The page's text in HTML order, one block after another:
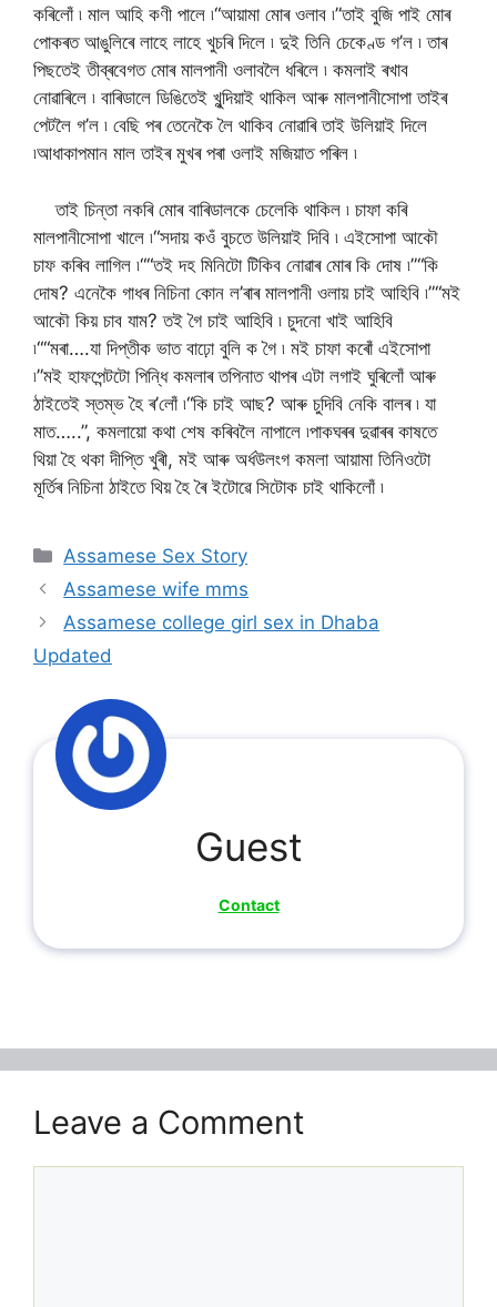
কৰিলোঁ ৷ মাল আহি কণী পালে ৷“আয়ামা মোৰ ওলাব ৷”তাই বুজি পাই মোৰ
পোকৰত আঙুলিৰে লাহে লাহে খুচৰি দিলে ৷ দুই তিনি চেকেণ্ড গ’ল ৷ তাৰ
পিছতেই তীব্ৰবেগত মোৰ মালপানী ওলাবলৈ ধৰিলে ৷ কমলাই ৰখাব
নোৱাৰিলে ৷ বাৰিডালে ডিঙিতেই খুন্দিয়াই থাকিল আৰু মালপানীসোপা তাইৰ
পেটলৈ গ’ল ৷ বেছি পৰ তেনেকৈ লৈ থাকিব নোৱাৰি তাই উলিয়াই দিলে
৷আধাকাপমান মাল তাইৰ মুখৰ পৰা ওলাই মজিয়াত পৰিল ৷
তাই চিন্তা নকৰি মোৰ বাৰিডালকে চেলেকি থাকিল ৷ চাফা কৰি
মালপানীসোপা খালে ৷“সদায় কওঁ বুচতে উলিয়াই দিবি ৷ এইসোপা আকৌ
চাফ কৰিব লাগিল ৷““তই দহ মিনিটো টিকিব নোৱাৰ মোৰ কি দোষ ৷”“কি
দোষ? এনেকৈ গাধৰ নিচিনা কোন ল’ৰাৰ মালপানী ওলায় চাই আহিবি ৷”“মই
আকৌ কিয় চাব যাম? তই গৈ চাই আহিবি ৷ চুদনো খাই আহিবি
৷““মৰা….যা দিপ্তীক ভাত বাঢ়ো বুলি ক গৈ ৷ মই চাফা কৰোঁ এইসোপা
৷”মই হাফপেন্টটো পিন্ধি কমলাৰ তপিনাত থাপৰ এটা লগাই ঘুৰিলোঁ আৰু
ঠাইতেই স্তম্ভ হৈ ৰ’লোঁ ৷“কি চাই আছ? আৰু চুদিবি নেকি বালৰ ৷ যা
মাত…..”, কমলায়ো কথা শেষ কৰিবলৈ নাপালে ৷পাকঘৰৰ দুৱাৰৰ কাষতে
থিয়া হৈ থকা দীপ্তি খুৰী, মই আৰু অৰ্ধউলংগ কমলা আয়ামা তিনিওটো
মূৰ্তিৰ নিচিনা ঠাইতে থিয় হৈ ৰৈ ইটোৱে সিটোক চাই থাকিলোঁ ৷
Categories
Assamese Sex Story
Assamese wife mms
Assamese college girl sex in Dhaba
Updated
Guest
Contact
Leave a Comment